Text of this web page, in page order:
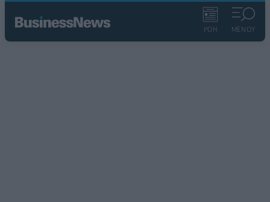
ΡΟΗ ΜΕΝΟΥ